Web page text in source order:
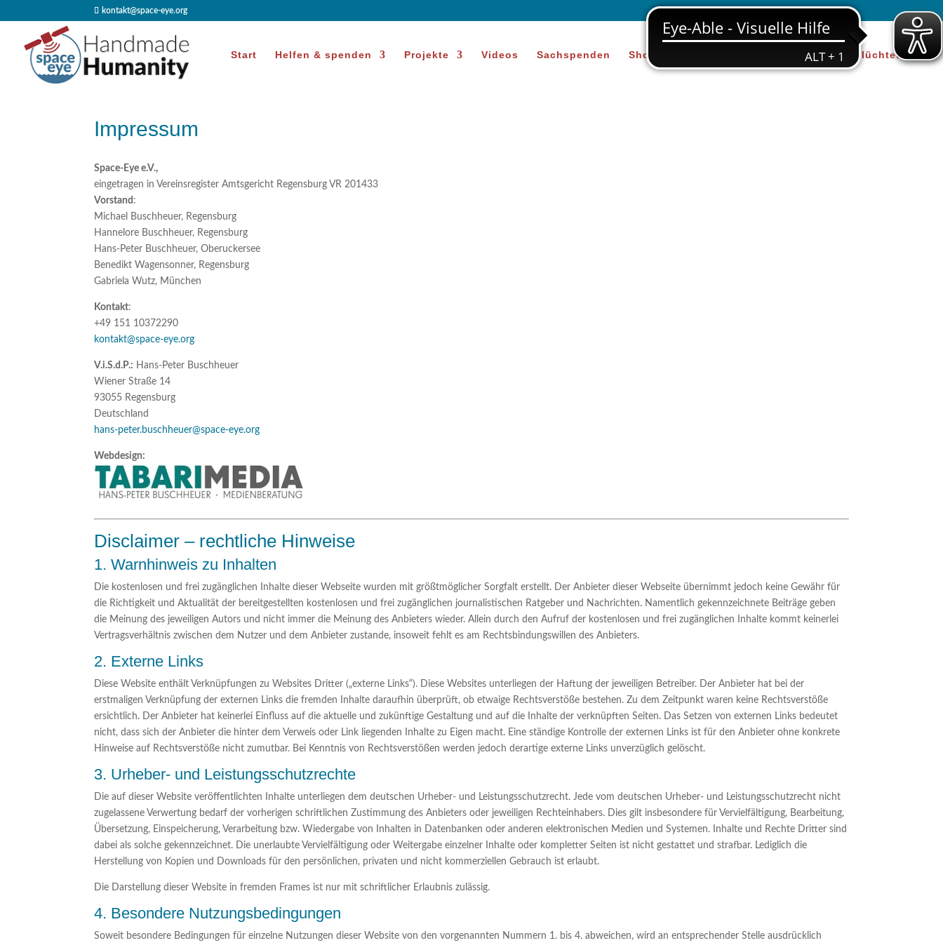
kontakt@space-eye.org
Start Helfen & spenden Projekte Videos Sachspenden Shop Beratung für Geflüchtete
Impressum
Space-Eye e.V.,
eingetragen in Vereinsregister Amtsgericht Regensburg VR 201433
Vorstand :
Michael Buschheuer, Regensburg
Hannelore Buschheuer, Regensburg
Hans-Peter Buschheuer, Oberuckersee
Benedikt Wagensonner, Regensburg
Gabriela Wutz, München
Kontakt:
+49 151 10372290
kontakt@space-eye.org
V.i.S.d.P.: Hans-Peter Buschheuer
Wiener Straße 14
93055 Regensburg
Deutschland
hans-peter.buschheuer@space-eye.org
Webdesign:
Disclaimer – rechtliche Hinweise
1. Warnhinweis zu Inhalten
Die kostenlosen und frei zugänglichen Inhalte dieser Webseite wurden mit größtmöglicher Sorgfalt erstellt. Der Anbieter dieser Webseite übernimmt jedoch keine Gewähr für
die Richtigkeit und Aktualität der bereitgestellten kostenlosen und frei zugänglichen journalistischen Ratgeber und Nachrichten. Namentlich gekennzeichnete Beiträge geben
die Meinung des jeweiligen Autors und nicht immer die Meinung des Anbieters wieder. Allein durch den Aufruf der kostenlosen und frei zugänglichen Inhalte kommt keinerlei
Vertragsverhältnis zwischen dem Nutzer und dem Anbieter zustande, insoweit fehlt es am Rechtsbindungswillen des Anbieters.
2. Externe Links
Diese Website enthält Verknüpfungen zu Websites Dritter („externe Links“). Diese Websites unterliegen der Haftung der jeweiligen Betreiber. Der Anbieter hat bei der
erstmaligen Verknüpfung der externen Links die fremden Inhalte daraufhin überprüft, ob etwaige Rechtsverstöße bestehen. Zu dem Zeitpunkt waren keine Rechtsverstöße
ersichtlich. Der Anbieter hat keinerlei Einfluss auf die aktuelle und zukünftige Gestaltung und auf die Inhalte der verknüpften Seiten. Das Setzen von externen Links bedeutet
nicht, dass sich der Anbieter die hinter dem Verweis oder Link liegenden Inhalte zu Eigen macht. Eine ständige Kontrolle der externen Links ist für den Anbieter ohne konkrete
Hinweise auf Rechtsverstöße nicht zumutbar. Bei Kenntnis von Rechtsverstößen werden jedoch derartige externe Links unverzüglich gelöscht.
3. Urheber- und Leistungsschutzrechte
Die auf dieser Website veröffentlichten Inhalte unterliegen dem deutschen Urheber- und Leistungsschutzrecht. Jede vom deutschen Urheber- und Leistungsschutzrecht nicht
zugelassene Verwertung bedarf der vorherigen schriftlichen Zustimmung des Anbieters oder jeweiligen Rechteinhabers. Dies gilt insbesondere für Vervielfältigung, Bearbeitung,
Übersetzung, Einspeicherung, Verarbeitung bzw. Wiedergabe von Inhalten in Datenbanken oder anderen elektronischen Medien und Systemen. Inhalte und Rechte Dritter sind
dabei als solche gekennzeichnet. Die unerlaubte Vervielfältigung oder Weitergabe einzelner Inhalte oder kompletter Seiten ist nicht gestattet und strafbar. Lediglich die
Herstellung von Kopien und Downloads für den persönlichen, privaten und nicht kommerziellen Gebrauch ist erlaubt.
Die Darstellung dieser Website in fremden Frames ist nur mit schriftlicher Erlaubnis zulässig.
4. Besondere Nutzungsbedingungen
Soweit besondere Bedingungen für einzelne Nutzungen dieser Website von den vorgenannten Nummern 1. bis 4. abweichen, wird an entsprechender Stelle ausdrücklich